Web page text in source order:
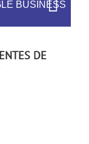
BUSINESS
DE